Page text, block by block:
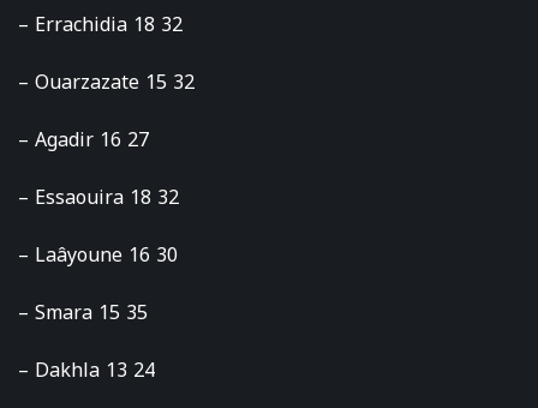
– Errachidia 18 32
– Ouarzazate 15 32
– Agadir 16 27
– Essaouira 18 32
– Laâyoune 16 30
– Smara 15 35
– Dakhla 13 24